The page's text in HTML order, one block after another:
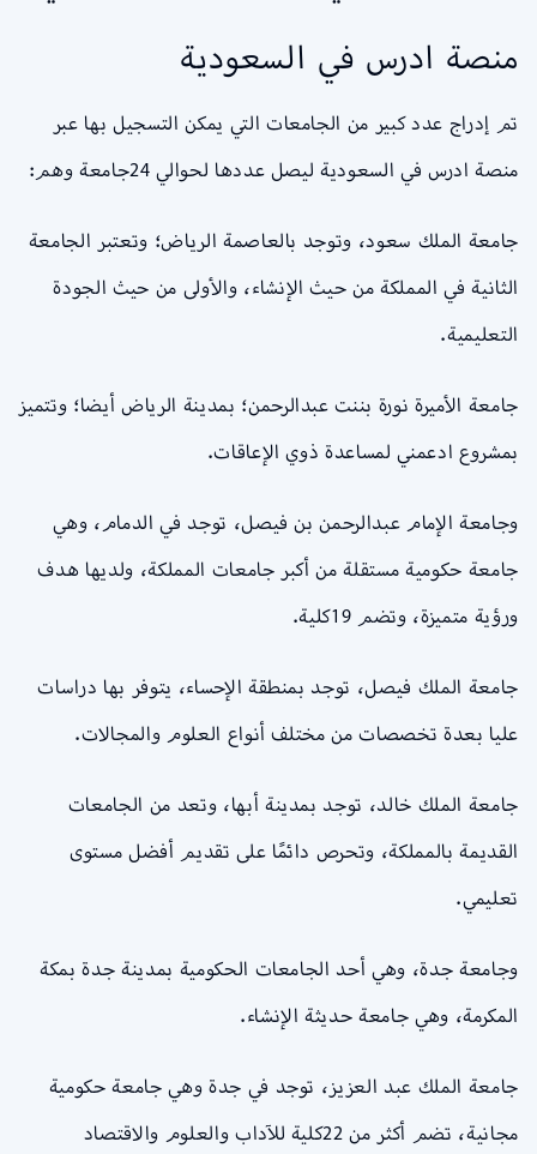
منصة ادرس في السعودية
تم إدراج عدد كبير من الجامعات التي يمكن التسجيل بها عبر
منصة ادرس في السعودية ليصل عددها لحوالي 24جامعة وهم:
جامعة الملك سعود، وتوجد بالعاصمة الرياض؛ وتعتبر الجامعة
الثانية في المملكة من حيث الإنشاء، والأولى من حيث الجودة
التعليمية.
جامعة الأميرة نورة بننت عبدالرحمن؛ بمدينة الرياض أيضا؛ وتتميز
بمشروع ادعمني لمساعدة ذوي الإعاقات.
وجامعة الإمام عبدالرحمن بن فيصل، توجد في الدمام، وهي
جامعة حكومية مستقلة من أكبر جامعات المملكة، ولديها هدف
ورؤية متميزة، وتضم 19كلية.
جامعة الملك فيصل، توجد بمنطقة الإحساء، يتوفر بها دراسات
عليا بعدة تخصصات من مختلف أنواع العلوم والمجالات.
جامعة الملك خالد، توجد بمدينة أبها، وتعد من الجامعات
القديمة بالمملكة، وتحرص دائمًا على تقديم أفضل مستوى
تعليمي.
وجامعة جدة، وهي أحد الجامعات الحكومية بمدينة جدة بمكة
المكرمة، وهي جامعة حديثة الإنشاء.
جامعة الملك عبد العزيز، توجد في جدة وهي جامعة حكومية
مجانية، تضم أكثر من 22كلية للآداب والعلوم والاقتصاد